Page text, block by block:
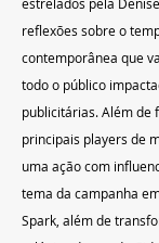
reflexões sobre o
contemporânea que
todo o público
publicitárias. Além de
principais players de
uma ação com
tema da campanha
Spark, além de